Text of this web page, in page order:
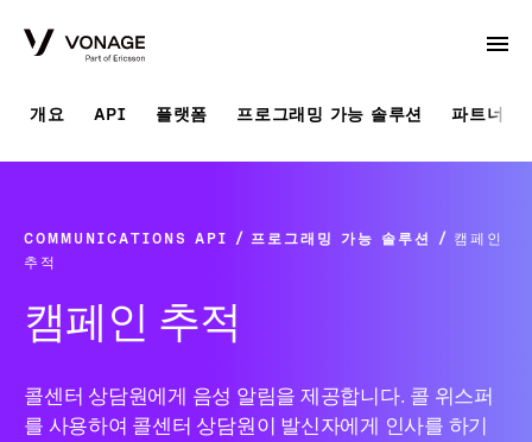
개요 API 플랫폼 프로그래밍 가능 솔루션 파트너 솔
COMMUNICATIONS API 프로그래밍 가능 솔루션
캠페인
추적
캠페인 추적
콜센터 상담원에게 음성 알림을 제공합니다. 콜 위스퍼
를 사용하여 콜센터 상담원이 발신자에게 인사를 하기